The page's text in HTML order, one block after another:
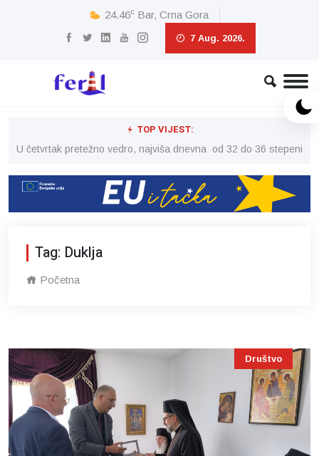
24.46c Bar, Crna Gora
7 Aug. 2026.
TOP VIJEST:
U četvrtak pretežno vedro, najviša dnevna od 32 do 36 stepeni
Tag: Duklja
Početna
Društvo